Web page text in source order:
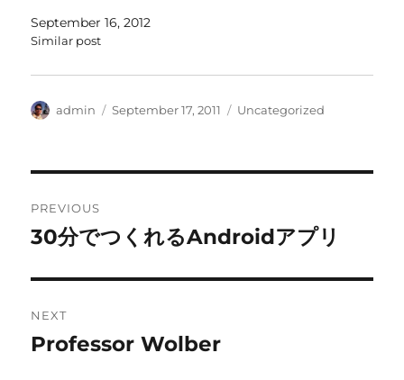
September 16, 2012
Similar post
Author
admin
Posted
September 17, 2011 Categories
Uncategorized
navigation
PREVIOUS
Previous
30分でつくれるAndroidアプリ
NEXT
Next
Professor Wolber